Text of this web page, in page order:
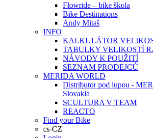
Flowride – bike škola
Bike Destinations
Andy Mitaš
INFO
KALKULÁTOR
TABULKY VELIKOSTÍ
NÁVODY K POUŽITÍ
SEZNAM PRODEJCŮ
MERIDA WORLD
Distributor pod lupou -
Slovakia
SCULTURA V TEAM
REACTO
Find your Bike
cs-CZ